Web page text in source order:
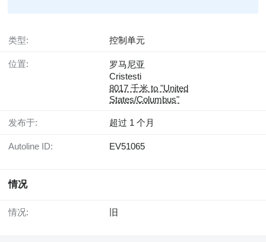
类型: 控制单元
位置:
罗马尼亚
Cristesti
8017 千米 to "United
States/Columbus"
发布于: 超过 1 个月
Autoline ID: EV51065
情况
情况: 旧